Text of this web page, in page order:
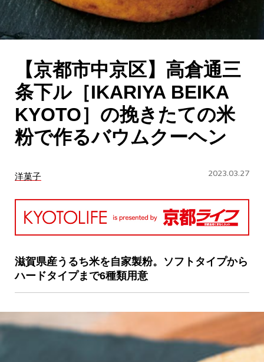
SERIES
CULTURE
ABOUT US
Instagram
チケットプレゼント応募
MAIN MENU
SERIES
京都おやつクラブ
【京都市中京区】高倉通三
条下ル［IKARIYA BEIKA
KYOTO］の挽きたての米
粉で作るバウムクーヘン
洋菓子 2023.03.27
滋賀県産うるち米を自家製粉。ソフトタイプから
ハードタイプまで6種類用意